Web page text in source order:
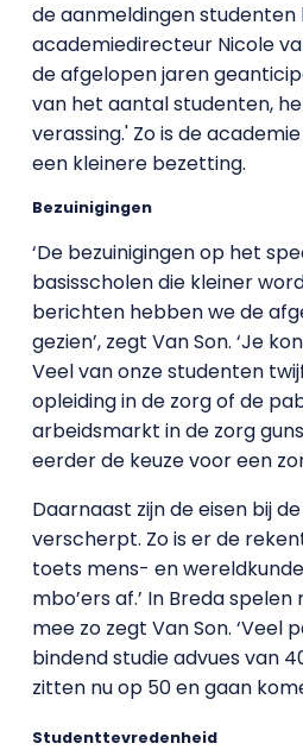
de aanmeldingen
academiedirecteur Nicole
de afgelopen jaren
van het aantal studenten,
verassing.' Zo is de
een kleinere bezetting.
Bezuinigingen
‘De bezuinigingen op het
basisscholen die kleiner
berichten hebben we de
gezien’, zegt Van Son. ‘Je
Veel van onze studenten
opleiding in de zorg of de
arbeidsmarkt in de zorg
eerder de keuze voor een
Daarnaast zijn de eisen bij
verscherpt. Zo is er de
toets mens- en
mbo’ers af.’ In Breda
mee zo zegt Van Son. ‘Veel
bindend studie advues van
zitten nu op 50 en gaan
Studenttevredenheid